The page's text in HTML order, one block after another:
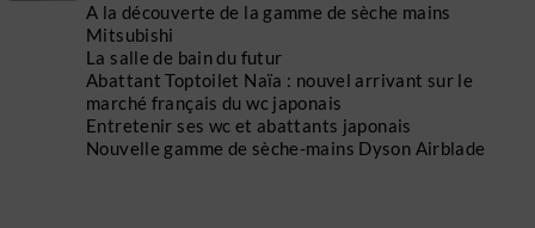
A la découverte de la gamme de sèche mains
Mitsubishi
La salle de bain du futur
Abattant Toptoilet Naïa : nouvel arrivant sur le
marché français du wc japonais
Entretenir ses wc et abattants japonais
Nouvelle gamme de sèche-mains Dyson Airblade